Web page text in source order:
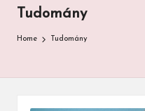
Tudomány
Home Tudomány